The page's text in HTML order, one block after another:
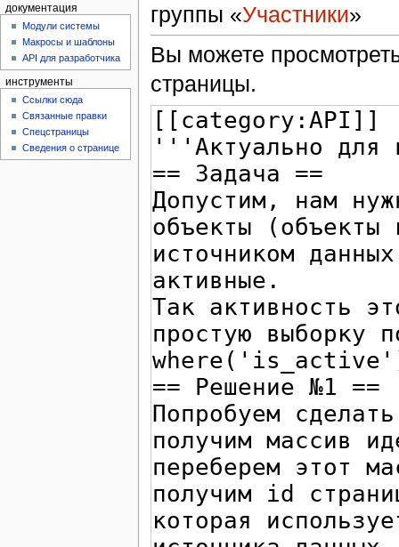
группы «Участники»
Вы можете
страницы.
документация
Модули системы
Макросы и шаблоны
API для разработчика
инструменты
Ссылки сюда
Связанные правки
Спецстраницы
Сведения о странице